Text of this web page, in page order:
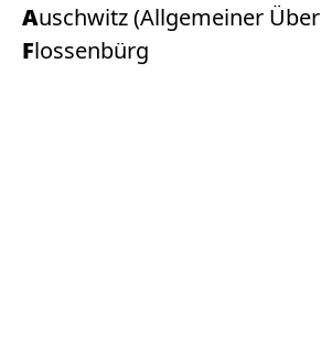
Auschwitz (Allgemeiner
Flossenbürg